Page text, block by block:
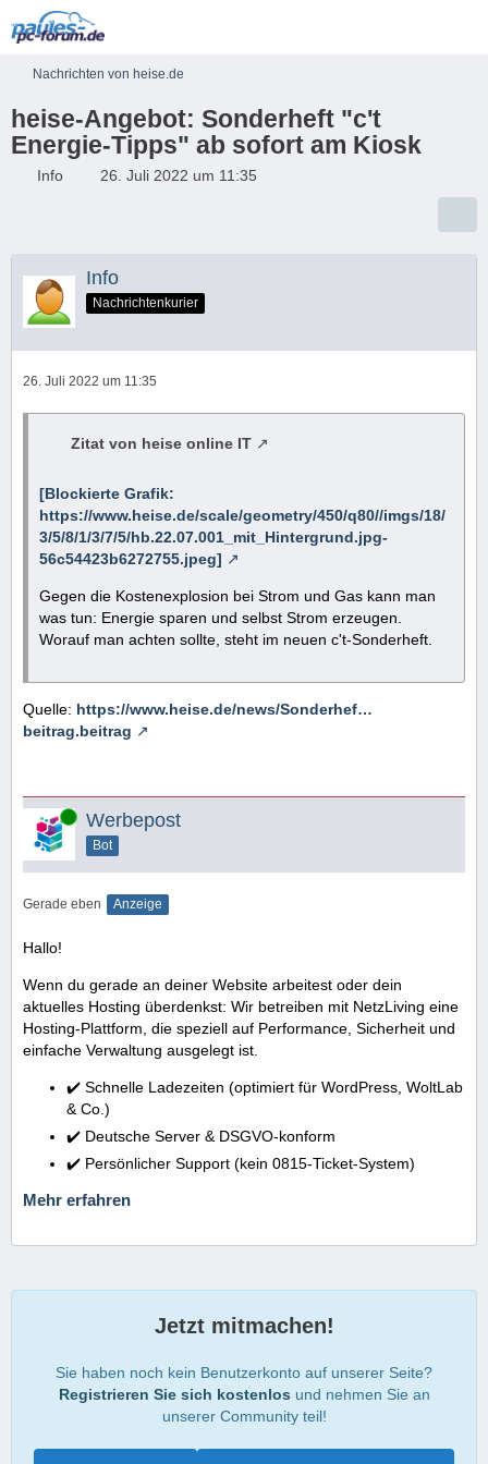
Nachrichten von heise.de
heise-Angebot: Sonderheft "c't
Energie-Tipps" ab sofort am Kiosk
Info 26. Juli 2022 um 11:35
Info
Nachrichtenkurier
26. Juli 2022 um 11:35
Zitat von heise online IT
[Blockierte Grafik:
https://www.heise.de/scale/geometry/450/q80//imgs/18/
3/5/8/1/3/7/5/hb.22.07.001_mit_Hintergrund.jpg-
56c54423b6272755.jpeg]
Gegen die Kostenexplosion bei Strom und Gas kann man
was tun: Energie sparen und selbst Strom erzeugen.
Worauf man achten sollte, steht im neuen c't-Sonderheft.
Quelle: https://www.heise.de/news/Sonderhef…
beitrag.beitrag
Online Werbepost
Bot
Gerade eben Anzeige
Hallo!
Wenn du gerade an deiner Website arbeitest oder dein
aktuelles Hosting überdenkst: Wir betreiben mit NetzLiving eine
Hosting-Plattform, die speziell auf Performance, Sicherheit und
einfache Verwaltung ausgelegt ist.
✔️ Schnelle Ladezeiten (optimiert für WordPress, WoltLab
& Co.)
✔️ Deutsche Server & DSGVO-konform
✔️ Persönlicher Support (kein 0815-Ticket-System)
Mehr erfahren
Jetzt mitmachen!
Sie haben noch kein Benutzerkonto auf unserer Seite?
Registrieren Sie sich kostenlos und nehmen Sie an
unserer Community teil!